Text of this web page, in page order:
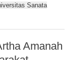
Sanata
Amanah